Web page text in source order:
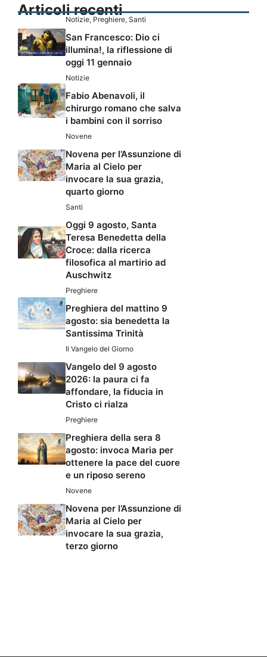
Articoli recenti
Notizie, Preghiere, Santi
San Francesco: Dio ci
illumina!, la riflessione di
oggi 11 gennaio
Notizie
Fabio Abenavoli, il
chirurgo romano che salva
i bambini con il sorriso
Novene
Novena per l’Assunzione di
Maria al Cielo per
invocare la sua grazia,
quarto giorno
Santi
Oggi 9 agosto, Santa
Teresa Benedetta della
Croce: dalla ricerca
filosofica al martirio ad
Auschwitz
Preghiere
Preghiera del mattino 9
agosto: sia benedetta la
Santissima Trinità
Il Vangelo del Giorno
Vangelo del 9 agosto
2026: la paura ci fa
affondare, la fiducia in
Cristo ci rialza
Preghiere
Preghiera della sera 8
agosto: invoca Maria per
ottenere la pace del cuore
e un riposo sereno
Novene
Novena per l’Assunzione di
Maria al Cielo per
invocare la sua grazia,
terzo giorno